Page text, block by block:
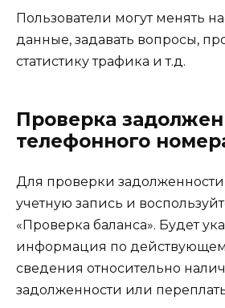
Пользователи могут менять
данные, задавать вопросы,
статистику трафика и т.д.
Проверка
телефонного
Для проверки
учетную запись и
«Проверка баланса». Будет
информация по
сведения относительно
задолженности или